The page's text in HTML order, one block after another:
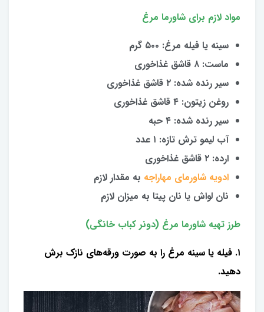
مواد لازم برای شاورما مرغ
سینه یا فیله مرغ: ۵۰۰ گرم
ماست: ۸ قاشق غذاخوری
سیر رنده شده: ۲ قاشق غذاخوری
روغن زیتون: ۴ قاشق غذاخوری
سیر رنده شده: ۴ حبه
آب لیمو ترش تازه: ۱ عدد
ارده: ۲ قاشق غذاخوری
ادویه شاورمای مهاراجه به مقدار لازم
نان لواش یا نان پیتا به میزان لازم
طرز تهیه شاورما مرغ (دونر کباب خانگی)
۱. فیله یا سینه مرغ را به صورت ورقه‌های نازک برش
دهید.